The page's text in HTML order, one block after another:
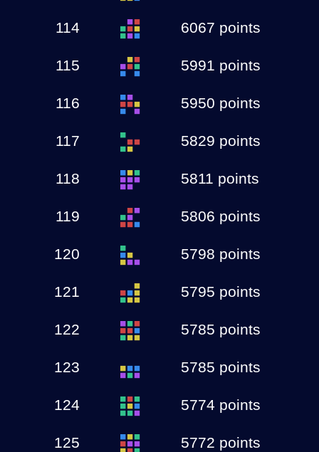
114 6067 points
115 5991 points
116 5950 points
117 5829 points
118 5811 points
119 5806 points
120 5798 points
121 5795 points
122 5785 points
123 5785 points
124 5774 points
125 5772 points